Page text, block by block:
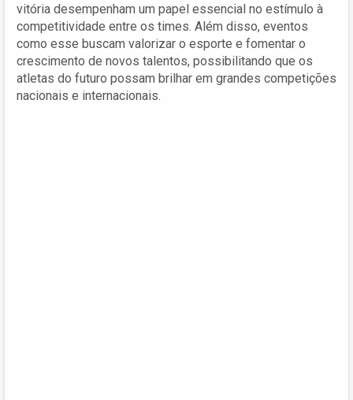
vitória desempenham um papel essencial no estímulo à
competitividade entre os times. Além disso, eventos
como esse buscam valorizar o esporte e fomentar o
crescimento de novos talentos, possibilitando que os
atletas do futuro possam brilhar em grandes competições
nacionais e internacionais.